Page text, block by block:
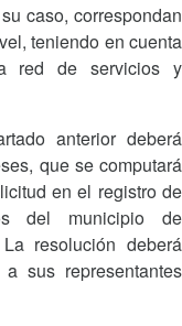
caso, correspondan
teniendo en cuenta
red de servicios y
anterior deberá
que se computará
en el registro de
del municipio de
resolución deberá
sus representantes